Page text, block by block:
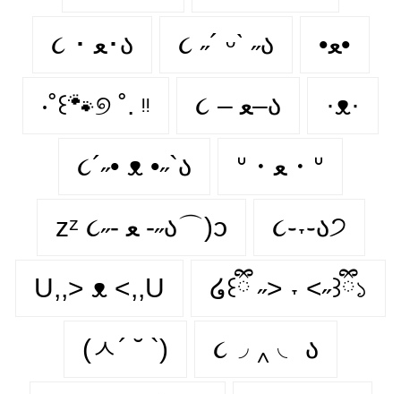
૮ ･ ﻌ･ა ૮ ˶´ ᵕˋ ˶ა •ﻌ•
‧˚꒰🐾୭ ˚. ᵎᵎ ૮ – ﻌ–ა ·ᴥ·
૮´˶• ᴥ •˶`ა ᐡ・ﻌ・ᐡ
zᶻ ૮˶- ﻌ -˶ა⌒)ᦱ ૮֊˕֊ა੭
U,,> ᴥ <,,U ໒꒰ྀི ˶> ˕ <˶꒱ྀི১
(ㅅ´ ˘ `) ૮◞ ‸ ◟ ა